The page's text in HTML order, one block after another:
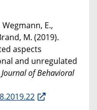
Wegmann, E.,
M. (2019).
aspects
and unregulated
Journal of Behavioral